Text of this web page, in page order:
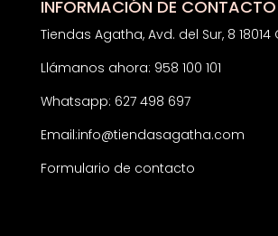
INFORMACIÓN DE CONTACTO
Tiendas Agatha, Avd. del Sur, 8
Llámanos ahora: 958 100 101
Whatsapp: 627 498 697
Email:info@tiendasagatha.com
Formulario de contacto